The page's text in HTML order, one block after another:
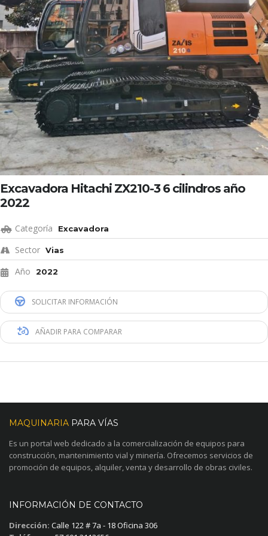
Excavadora Hitachi ZX210-3 6 cilindros año
2022
Categoría Excavadora
Sector Vias
Año 2022
SOLICITAR INFORMACIÓN
AÑADIR PARA COMPARAR
MAQUINARIA PARA VÍAS
Es un portal web dedicado a la comercialización de equipos para
construcción, mantenimiento vial y minería. Ofrecemos servicios de
promoción de equipos, alquiler, venta y desarrollo de obras civiles.
INFORMACIÓN DE CONTACTO
Dirección: Calle 122 # 7a - 18 Oficina 306